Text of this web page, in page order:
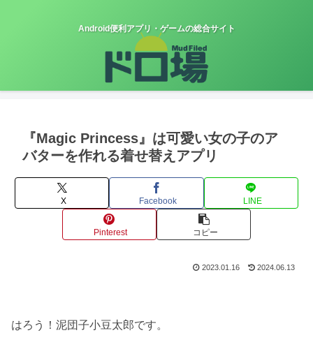
Android便利アプリ・ゲームの総合サイト
『Magic Princess』は可愛い女の子のア
バターを作れる着せ替えアプリ
X Facebook LINE
Pinterest コピー
2023.01.16 2024.06.13
はろう！泥団子小豆太郎です。